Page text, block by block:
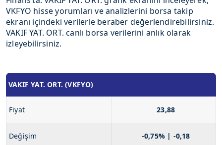
VKFYO hisse yorumları ve analizlerini borsa takip
ekranı içindeki verilerle beraber değerlendirebilirsiniz.
VAKIF YAT. ORT. canlı borsa verilerini anlık olarak
izleyebilirsiniz.
VAKIF YAT. ORT. (VKFYO)
Fiyat 23,88
Değişim -0,75% | -0,18